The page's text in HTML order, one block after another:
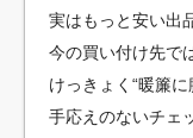
実はもっと安い出
今の買い付け先で
けっきょく“暖簾に
手応えのないチェ